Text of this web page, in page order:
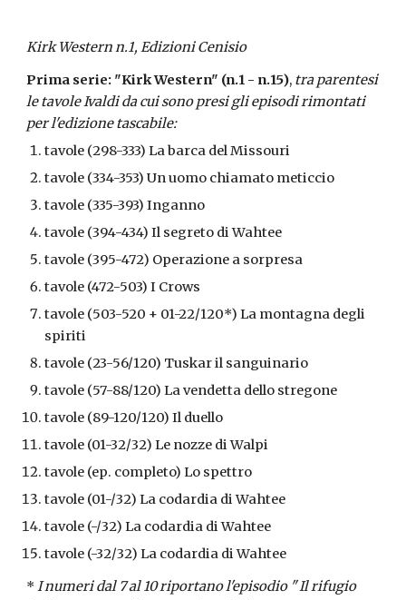
Kirk Western n.1, Edizioni Cenisio
Prima serie: "Kirk Western" (n.1 - n.15), tra parentesi
le tavole Ivaldi da cui sono presi gli episodi rimontati
per l'edizione tascabile:
tavole (298-333) La barca del Missouri
tavole (334-353) Un uomo chiamato meticcio
tavole (335-393) Inganno
tavole (394-434) Il segreto di Wahtee
tavole (395-472) Operazione a sorpresa
tavole (472-503) I Crows
tavole (503-520 + 01-22/120*) La montagna degli
spiriti
tavole (23-56/120) Tuskar il sanguinario
tavole (57-88/120) La vendetta dello stregone
tavole (89-120/120) Il duello
tavole (01-32/32) Le nozze di Walpi
tavole (ep. completo) Lo spettro
tavole (01-/32) La codardia di Wahtee
tavole (-/32) La codardia di Wahtee
tavole (-32/32) La codardia di Wahtee
* I numeri dal 7 al 10 riportano l'episodio " Il rifugio